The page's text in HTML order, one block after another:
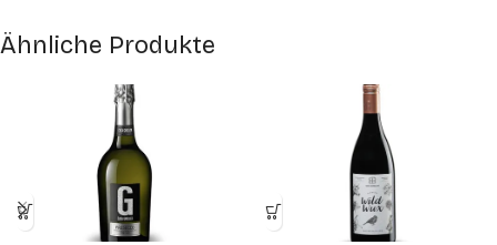
Ähnliche Produkte